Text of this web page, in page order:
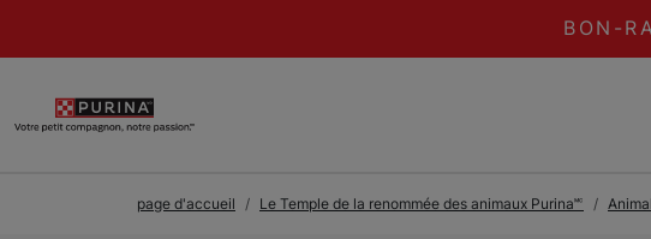
BON-
page d'accueil Le Temple de la renommée des animaux Purina🅪